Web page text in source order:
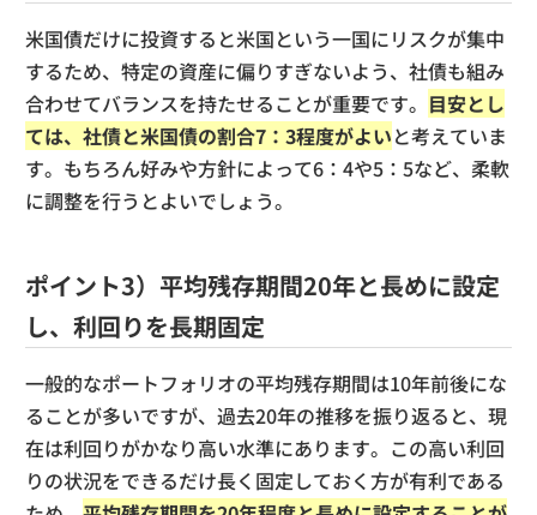
米国債だけに投資すると米国という一国にリスクが集中
するため、特定の資産に偏りすぎないよう、社債も組み
合わせてバランスを持たせることが重要です。 目安とし
ては、社債と米国債の割合7：3程度がよいと考えていま
す。もちろん好みや方針によって6：4や5：5など、柔軟
に調整を行うとよいでしょう。
ポイント3）平均残存期間20年と長めに設定
し、利回りを長期固定
一般的なポートフォリオの平均残存期間は10年前後にな
ることが多いですが、過去20年の推移を振り返ると、現
在は利回りがかなり高い水準にあります。この高い利回
りの状況をできるだけ長く固定しておく方が有利である